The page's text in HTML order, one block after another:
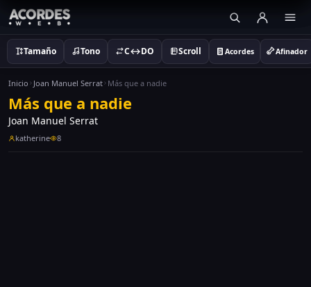
Tamaño Tono C↔DO Scroll Acordes Afinador
Inicio Joan Manuel Serrat Más que a nadie
Más que a nadie
Joan Manuel Serrat
katherine 8